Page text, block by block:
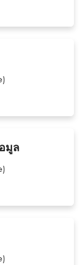
มูล